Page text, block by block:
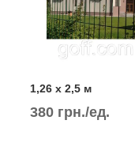
1,26 х 2,5 м
380 грн./ед.